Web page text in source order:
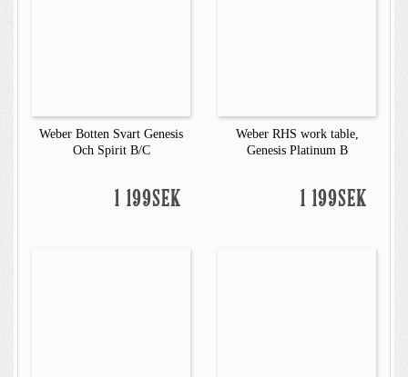
Weber Botten Svart Genesis
Och Spirit B/C
1 199SEK
Weber RHS work table,
Genesis Platinum B
1 199SEK